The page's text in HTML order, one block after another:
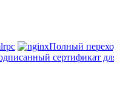
Полный
сертификат